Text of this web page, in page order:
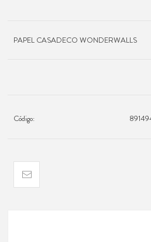
PAPEL CASADECO WONDERWALLS
Código: